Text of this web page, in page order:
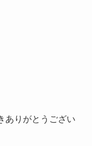
ありがとうござい